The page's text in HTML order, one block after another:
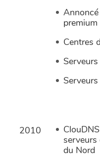
premium
Centres
2010
serveurs
du Nord